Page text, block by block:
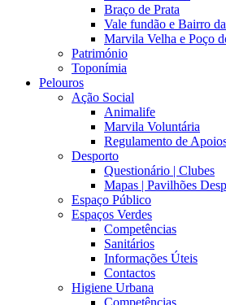
Braço de Prata
Vale fundão e Bairro
Marvila Velha e Poço
Património
Toponímia
Pelouros
Ação Social
Animalife
Marvila Voluntária
Regulamento de
Desporto
Questionário | Clubes
Mapas | Pavilhões
Espaço Público
Espaços Verdes
Competências
Sanitários
Informações Úteis
Contactos
Higiene Urbana
Competências